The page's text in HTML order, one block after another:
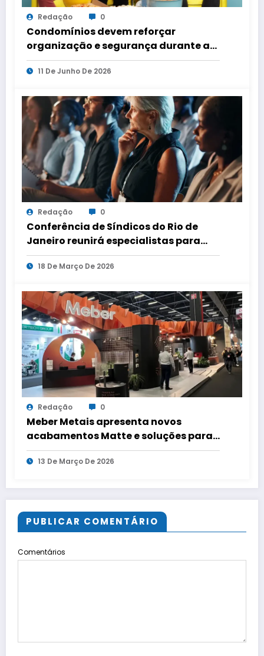
Redação 0
Condomínios devem reforçar
organização e segurança durante a
Copa do Mundo
11 De Junho De 2026
Redação 0
Conferência de Síndicos do Rio de
Janeiro reunirá especialistas para
debater segurança, mobilidade e
tarifas de água
18 De Março De 2026
Redação 0
Meber Metais apresenta novos
acabamentos Matte e soluções para
cozinha na Expo Revestir 2026
13 De Março De 2026
PUBLICAR COMENTÁRIO
Comentários